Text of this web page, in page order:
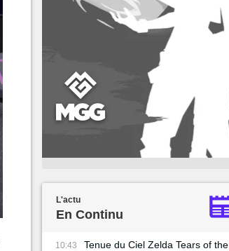
L'actu
En Continu
10:43
Tenue du Ciel Zelda Tears of the